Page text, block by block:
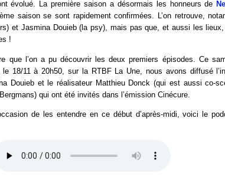
évolué. La première saison a désormais les honneurs de
saison se sont rapidement confirmées. L’on retrouve,
et Jasmina Douieb (la psy), mais pas que, et aussi les
!
que l’on a pu découvrir les deux premiers épisodes. Ce
18/11 à 20h50, sur la RTBF La Une, nous avons diffusé
Douieb et le réalisateur Matthieu Donck (qui est aussi co-
qui ont été invités dans l’émission Cinécure.
de les entendre en ce début d’après-midi, voici le